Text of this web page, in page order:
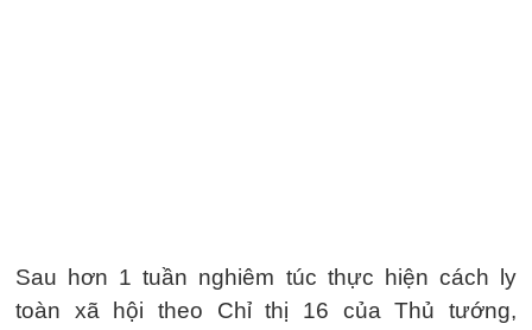
Sau hơn 1 tuần nghiêm túc thực hiện cách ly
toàn xã hội theo Chỉ thị 16 của Thủ tướng,